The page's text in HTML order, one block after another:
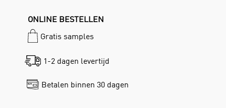
ONLINE BESTELLEN
Gratis samples
1-2 dagen levertijd
Betalen binnen 30 dagen